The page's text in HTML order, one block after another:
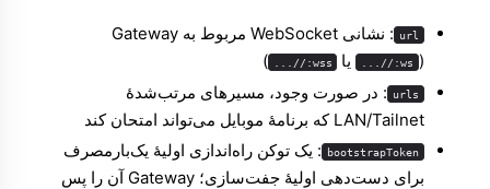
url
: نشانی WebSocket مربوط به Gateway
(
ws://... یا wss://...
)
urls : در صورت وجود، مسیرهای مرتب‌شدهٔ
LAN/Tailnet که برنامهٔ موبایل می‌تواند امتحان کند
bootstrapToken : یک توکن راه‌اندازی اولیهٔ یک‌بارمصرف
برای دست‌دهی اولیهٔ جفت‌سازی؛ Gateway آن را پس